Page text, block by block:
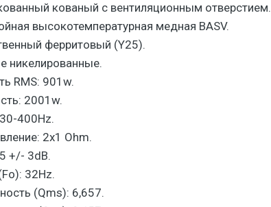
кованый с вентиляционным отверстием.
высокотемпературная медная BASV.
ферритовый (Y25).
никелированные.
RMS: 901w.
2001w.
400Hz.
2x1 Ohm.
+/- 3dB.
32Hz.
(Qms): 6,657.